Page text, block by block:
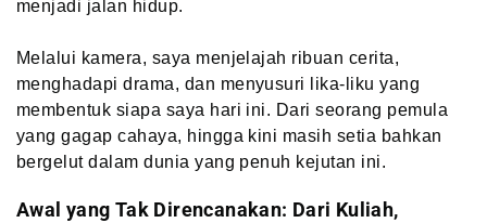
menjadi jalan hidup.
Melalui kamera, saya menjelajah ribuan cerita,
menghadapi drama, dan menyusuri lika-liku yang
membentuk siapa saya hari ini. Dari seorang pemula
yang gagap cahaya, hingga kini masih setia bahkan
bergelut dalam dunia yang penuh kejutan ini.
Awal yang Tak Direncanakan: Dari Kuliah,